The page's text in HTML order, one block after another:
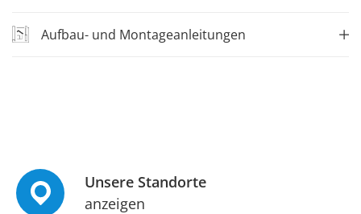
Aufbau- und Montageanleitungen
Unsere Standorte
anzeigen